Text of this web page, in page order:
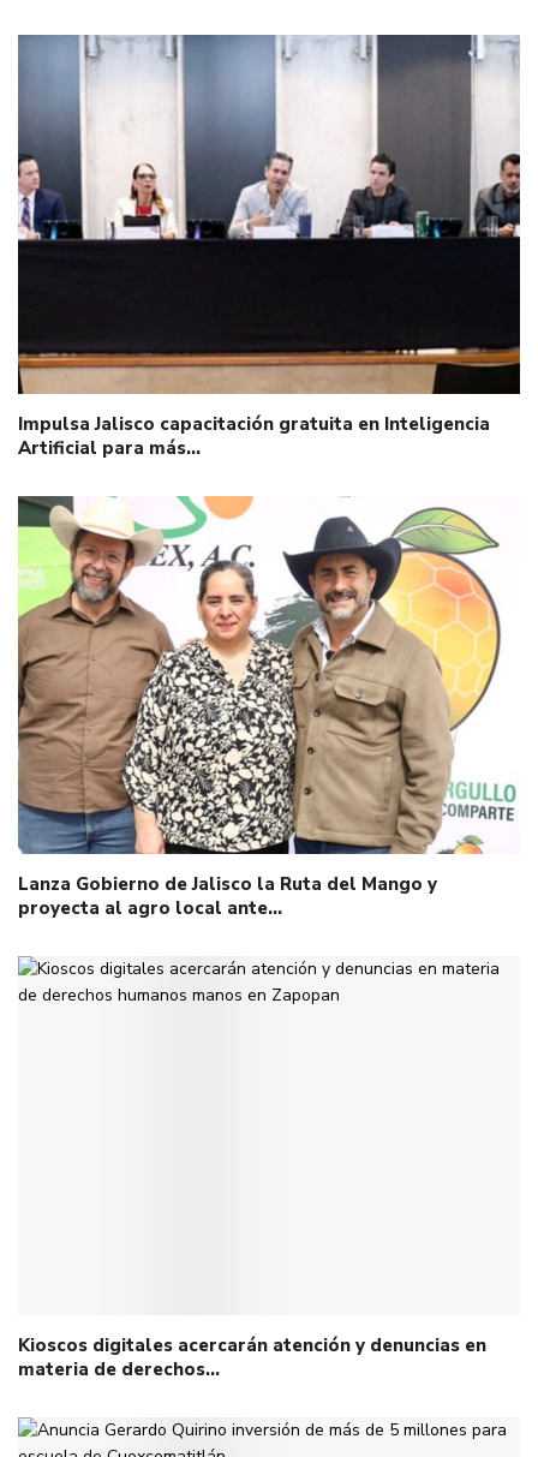
Impulsa Jalisco capacitación gratuita en Inteligencia
Artificial para más…
Lanza Gobierno de Jalisco la Ruta del Mango y
proyecta al agro local ante…
Kioscos digitales acercarán atención y denuncias en
materia de derechos…